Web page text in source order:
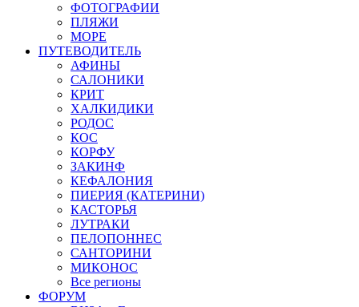
ФОТОГРАФИИ
ПЛЯЖИ
МОРЕ
ПУТЕВОДИТЕЛЬ
АФИНЫ
САЛОНИКИ
КРИТ
ХАЛКИДИКИ
РОДОС
КОС
КОРФУ
ЗАКИНФ
КЕФАЛОНИЯ
ПИЕРИЯ (КАТЕРИНИ)
КАСТОРЬЯ
ЛУТРАКИ
ПЕЛОПОННЕС
САНТОРИНИ
МИКОНОС
Все регионы
ФОРУМ